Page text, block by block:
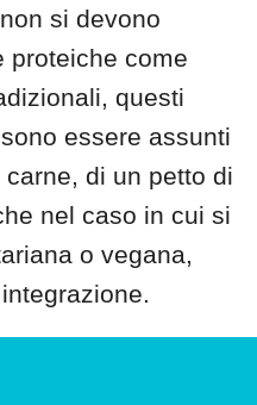
si devono
proteiche come
questi
essere assunti
di un petto di
nel caso in cui si
o vegana,